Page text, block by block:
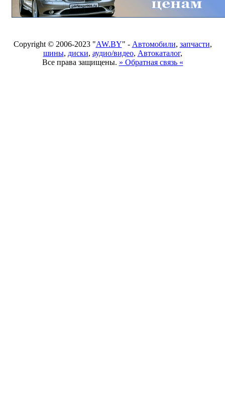
Copyright © 2006-2023 "AW.BY" - Автомобили, запчасти,
шины, диски, аудио/видео, Автокаталог,
Все права защищены. » Обратная связь «